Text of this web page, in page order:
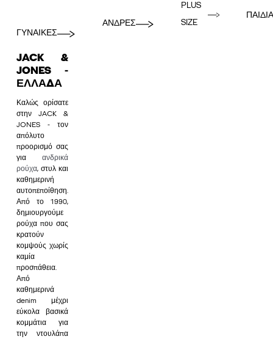
ΓΥΝΑΙΚΕΣ
ΑΝΔΡΕΣ
PLUS
SIZE
ΠΑΙΔΙΑ
JACK &
JONES -
ΕΛΛΆΔΑ
Καλώς ορίσατε
στην JACK &
JONES - τον
απόλυτο
προορισμό σας
για ανδρικά
ρούχα, στυλ και
καθημερινή
αυτοπεποίθηση.
Από το 1990,
δημιουργούμε
ρούχα που σας
κρατούν
κομψούς χωρίς
καμία
προσπάθεια.
Από
καθημερινά
denim μέχρι
εύκολα βασικά
κομμάτια για
την ντουλάπα